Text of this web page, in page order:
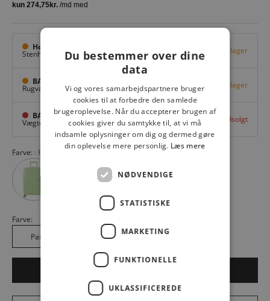
Hovedlager
Stenhuggervej 10, Odense M Få på lager
BAGGI Tarup Center
Rugvang 36, Odense NV Få på lager
BAGGI Nyborg
Vægtergade 1,Nyborg Udsolgt
Farve: Pastel Pink 8959
Farve:
Pastel Pink 8959
Du bestemmer over dine
data
Vi og vores samarbejdspartnere bruger
cookies til at forbedre den samlede
brugeroplevelse. Når du accepterer brugen af
cookies giver du samtykke til, at vi må
indsamle oplysninger om dig og dermed gøre
din oplevelse mere personlig. Læs mere
NØDVENDIGE
STATISTISKE
MARKETING
FUNKTIONELLE
UKLASSIFICEREDE